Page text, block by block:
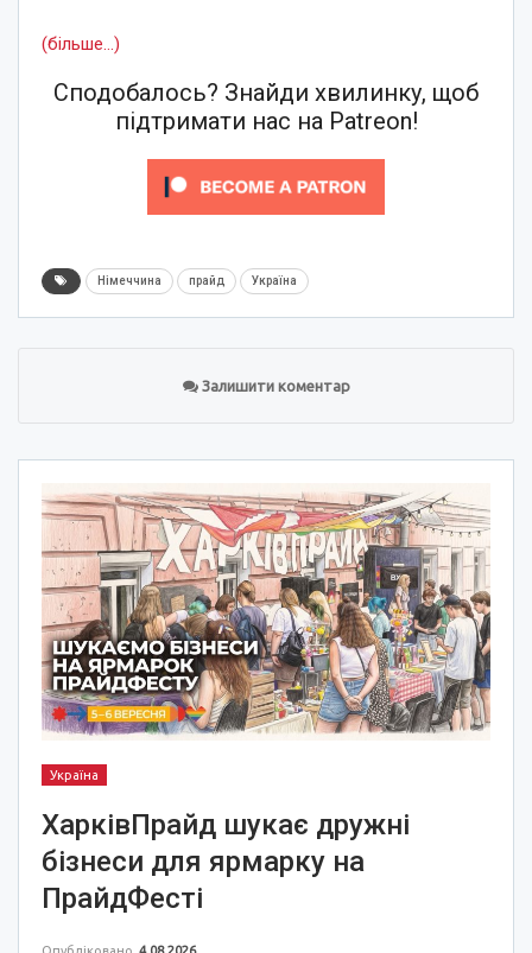
(більше…)
Сподобалось? Знайди хвилинку, щоб
підтримати нас на Patreon!
Німеччина прайд Україна
Залишити коментар
Україна
ХарківПрайд шукає дружні
бізнеси для ярмарку на
ПрайдФесті